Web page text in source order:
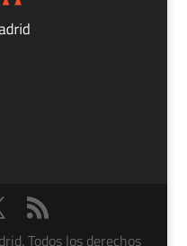
Todos los derechos